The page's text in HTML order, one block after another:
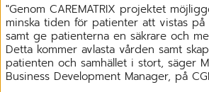
"Genom CAREMATRIX projektet
minska tiden för patienter att vistas
samt ge patienterna en säkrare och
Detta kommer avlasta vården samt
patienten och samhället i stort, säger
Business Development Manager, på